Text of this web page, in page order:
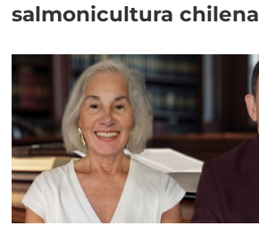
salmonicultura chilena